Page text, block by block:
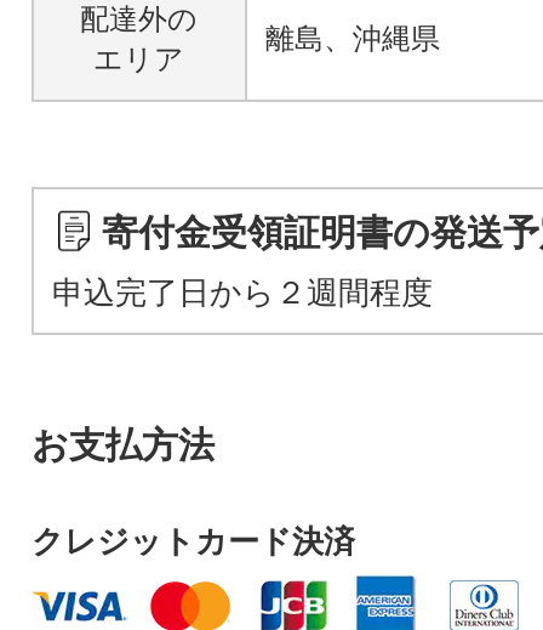
配達外の
エリア
離島、沖縄県
寄付金受領証明書の発送
申込完了日から２週間程度
お支払方法
クレジットカード決済